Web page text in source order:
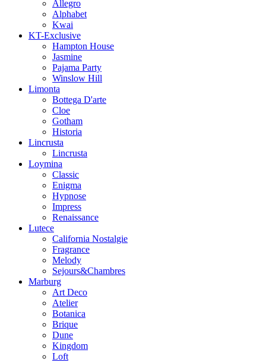
Allegro
Alphabet
Kwai
KT-Exclusive
Hampton House
Jasmine
Pajama Party
Winslow Hill
Limonta
Bottega D'arte
Cloe
Gotham
Historia
Lincrusta
Lincrusta
Loymina
Classic
Enigma
Hypnose
Impress
Renaissance
Lutece
California Nostalgie
Fragrance
Melody
Sejours&Chambres
Marburg
Art Deco
Atelier
Botanica
Brique
Dune
Kingdom
Loft